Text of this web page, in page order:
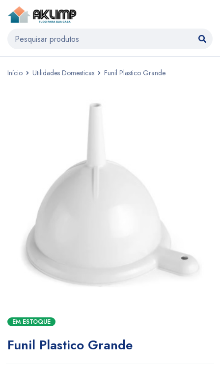
Início Utilidades Domesticas Funil Plastico Grande
EM ESTOQUE
Funil Plastico Grande